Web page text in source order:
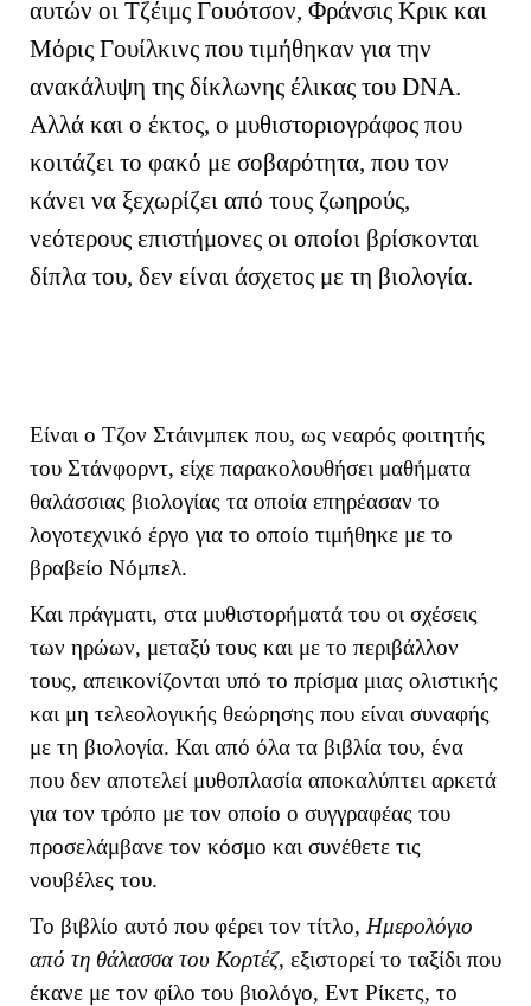
αυτών οι Τζέιμς Γουότσον, Φράνσις Κρικ και
Μόρις Γουίλκινς που τιμήθηκαν για την
ανακάλυψη της δίκλωνης έλικας του DNA.
Αλλά και ο έκτος, ο μυθιστοριογράφος που
κοιτάζει το φακό με σοβαρότητα, που τον
κάνει να ξεχωρίζει από τους ζωηρούς,
νεότερους επιστήμονες οι οποίοι βρίσκονται
δίπλα του, δεν είναι άσχετος με τη βιολογία.
Είναι ο Τζον Στάινμπεκ που, ως νεαρός φοιτητής
του Στάνφορντ, είχε παρακολουθήσει μαθήματα
θαλάσσιας βιολογίας τα οποία επηρέασαν το
λογοτεχνικό έργο για το οποίο τιμήθηκε με το
βραβείο Νόμπελ.
Και πράγματι, στα μυθιστορήματά του οι σχέσεις
των ηρώων, μεταξύ τους και με το περιβάλλον
τους, απεικονίζονται υπό το πρίσμα μιας ολιστικής
και μη τελεολογικής θεώρησης που είναι συναφής
με τη βιολογία. Και από όλα τα βιβλία του, ένα
που δεν αποτελεί μυθοπλασία αποκαλύπτει αρκετά
για τον τρόπο με τον οποίο ο συγγραφέας του
προσελάμβανε τον κόσμο και συνέθετε τις
νουβέλες του.
Το βιβλίο αυτό που φέρει τον τίτλο, Ημερολόγιο
από τη θάλασσα του Κορτέζ, εξιστορεί το ταξίδι που
έκανε με τον φίλο του βιολόγο, Εντ Ρίκετς, το